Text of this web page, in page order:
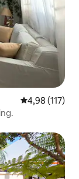
4,98 av 5 i
4,98 (117)